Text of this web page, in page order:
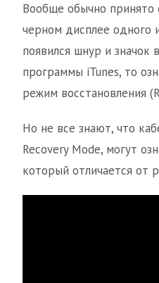
Вообще обычно принято
черном дисплее одного
появился шнур и значок
программы iTunes, то
режим восстановления
Но не все знают, что
Recovery Mode, могут
который отличается от